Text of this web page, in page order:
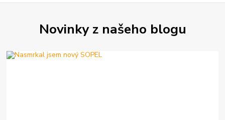
Novinky z našeho blogu